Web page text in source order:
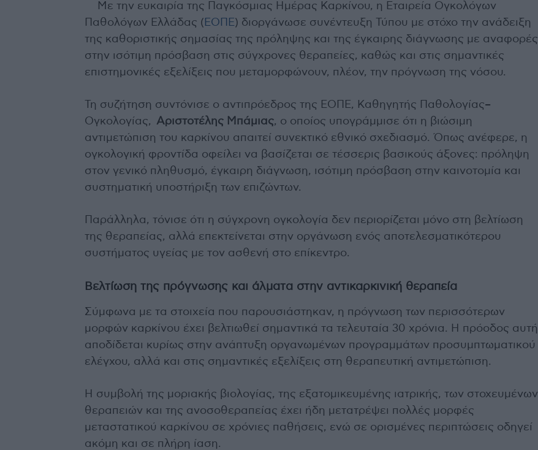
Με την ευκαιρία της Παγκόσμιας Ημέρας Καρκίνου, η Εταιρεία Ογκολόγων
Παθολόγων Ελλάδας ( ΕΟΠΕ) διοργάνωσε συνέντευξη Τύπου με στόχο την ανάδειξη
της καθοριστικής σημασίας της πρόληψης και της έγκαιρης διάγνωσης με αναφορές
στην ισότιμη πρόσβαση στις σύγχρονες θεραπείες, καθώς και στις σημαντικές
επιστημονικές εξελίξεις που μεταμορφώνουν, πλέον, την πρόγνωση της νόσου.
Τη συζήτηση συντόνισε ο αντιπρόεδρος της ΕΟΠΕ, Καθηγητής Παθολογίας–
Ογκολογίας, Αριστοτέλης Μπάμιας, ο οποίος υπογράμμισε ότι η βιώσιμη
αντιμετώπιση του καρκίνου απαιτεί συνεκτικό εθνικό σχεδιασμό. Όπως ανέφερε, η
ογκολογική φροντίδα οφείλει να βασίζεται σε τέσσερις βασικούς άξονες: πρόληψη
στον γενικό πληθυσμό, έγκαιρη διάγνωση, ισότιμη πρόσβαση στην καινοτομία και
συστηματική υποστήριξη των επιζώντων.
Παράλληλα, τόνισε ότι η σύγχρονη ογκολογία δεν περιορίζεται μόνο στη βελτίωση
της θεραπείας, αλλά επεκτείνεται στην οργάνωση ενός αποτελεσματικότερου
συστήματος υγείας με τον ασθενή στο επίκεντρο.
Βελτίωση της πρόγνωσης και άλματα στην αντικαρκινική θεραπεία
Σύμφωνα με τα στοιχεία που παρουσιάστηκαν, η πρόγνωση των περισσότερων
μορφών καρκίνου έχει βελτιωθεί σημαντικά τα τελευταία 30 χρόνια. Η πρόοδος αυτή
αποδίδεται κυρίως στην ανάπτυξη οργανωμένων προγραμμάτων προσυμπτωματικού
ελέγχου, αλλά και στις σημαντικές εξελίξεις στη θεραπευτική αντιμετώπιση.
Η συμβολή της μοριακής βιολογίας, της εξατομικευμένης ιατρικής, των στοχευμένων
θεραπειών και της ανοσοθεραπείας έχει ήδη μετατρέψει πολλές μορφές
μεταστατικού καρκίνου σε χρόνιες παθήσεις, ενώ σε ορισμένες περιπτώσεις οδηγεί
ακόμη και σε πλήρη ίαση.